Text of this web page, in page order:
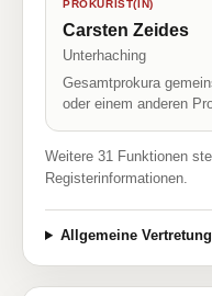
PROKURIST(IN)
Carsten Zeides
Unterhaching
Gesamtprokura
oder einem anderen
Weitere 31 Funktionen
Registerinformationen.
Allgemeine